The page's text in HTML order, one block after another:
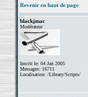
Revenir en haut de page
blackjmac
Modérateur
Inscrit le: 04 Jan 2005
Messages: 16711
Localisation: /Library/Scripts/